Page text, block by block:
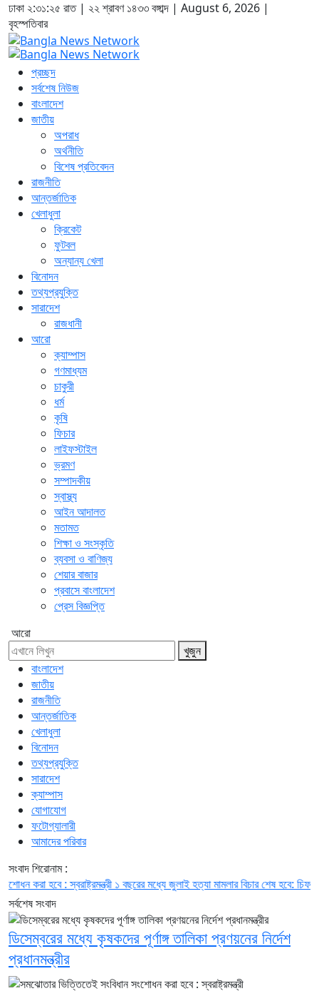
ঢাকা ২:৩১:২৫ রাত| ২২ শ্রাবণ ১৪৩৩ বঙ্গাব্দ | August 6, 2026 |
বৃহস্পতিবার
প্রচ্ছদ
সর্বশেষ নিউজ
বাংলাদেশ
জাতীয়
অপরাধ
অর্থনীতি
বিশেষ প্রতিবেদন
রাজনীতি
আন্তর্জাতিক
খেলাধুলা
ক্রিকেট
ফুটবল
অন্যান্য খেলা
বিনোদন
তথ্যপ্রযুক্তি
সারাদেশ
রাজধানী
আরো
ক্যাম্পাস
গণমাধ্যম
চাকুরী
ধর্ম
কৃষি
ফিচার
লাইফস্টাইল
ভ্রমণ
সম্পাদকীয়
স্বাস্থ্য
আইন আদালত
মতামত
শিক্ষা ও সংস্কৃতি
ব্যবসা ও বাণিজ্য
শেয়ার বাজার
প্রবাসে বাংলাদেশ
প্রেস বিজ্ঞপ্তি
আরো
খুজুন
বাংলাদেশ
জাতীয়
রাজনীতি
আন্তর্জাতিক
খেলাধুলা
বিনোদন
তথ্যপ্রযুক্তি
সারাদেশ
ক্যাম্পাস
যোগাযোগ
ফটোগ্যালারী
আমাদের পরিবার
সংবাদ শিরোনাম :
হবে : স্বরাষ্ট্রমন্ত্রী১ বছরের মধ্যে জুলাই হত্যা মামলার বিচার শেষ হবে: চিফ
সর্বশেষ সংবাদ
ডিসেম্বরের মধ্যে কৃষকদের পূর্ণাঙ্গ তালিকা প্রণয়নের নির্দেশ
প্রধানমন্ত্রীর